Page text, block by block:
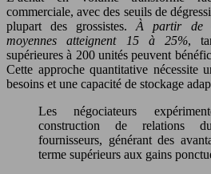
commerciale, avec des seuils de
plupart des grossistes.À partir de
moyennes atteignent 15 à 25%,
supérieures à 200 unités peuvent
Cette approche quantitative nécessite
besoins et une capacité de stockage
Les négociateurs
construction de relations
fournisseurs, générant des
terme supérieurs aux gains